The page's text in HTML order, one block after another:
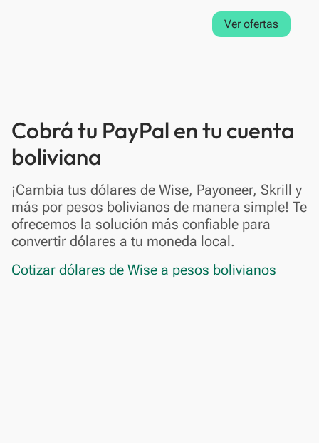
Ver ofertas
Cobrá tu PayPal en tu cuenta
boliviana
¡Cambia tus dólares de Wise, Payoneer, Skrill y
más por pesos bolivianos de manera simple! Te
ofrecemos la solución más confiable para
convertir dólares a tu moneda local.
Cotizar dólares de Wise a pesos bolivianos